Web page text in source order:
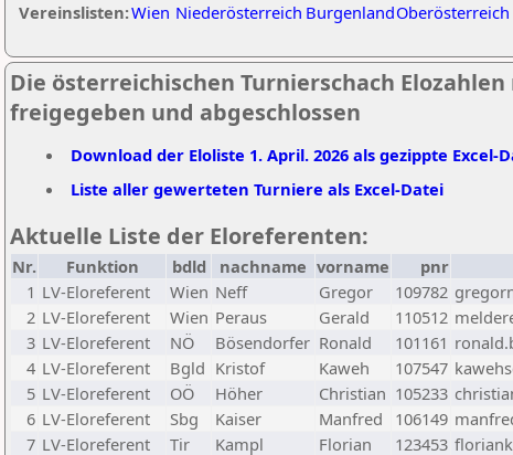
Vereinslisten:Wien Niederösterreich BurgenlandOberösterreich
Die österreichischen Turnierschach
freigegeben und abgeschlossen
Download der Eloliste 1. April. 2026 als gezippte Excel-
Liste aller gewerteten Turniere als Excel-Datei
Aktuelle Liste der Eloreferenten:
Nr. Funktion bdld nachname vorname pnr
1 LV-Eloreferent Wien Neff Gregor 109782
2 LV-Eloreferent Wien Peraus Gerald 110512
3 LV-Eloreferent NÖ Bösendorfer Ronald 101161
4 LV-Eloreferent Bgld Kristof Kaweh 107547
5 LV-Eloreferent OÖ Höher Christian 105233
6 LV-Eloreferent Sbg Kaiser Manfred 106149
7 LV-Eloreferent Tir Kampl Florian 123453